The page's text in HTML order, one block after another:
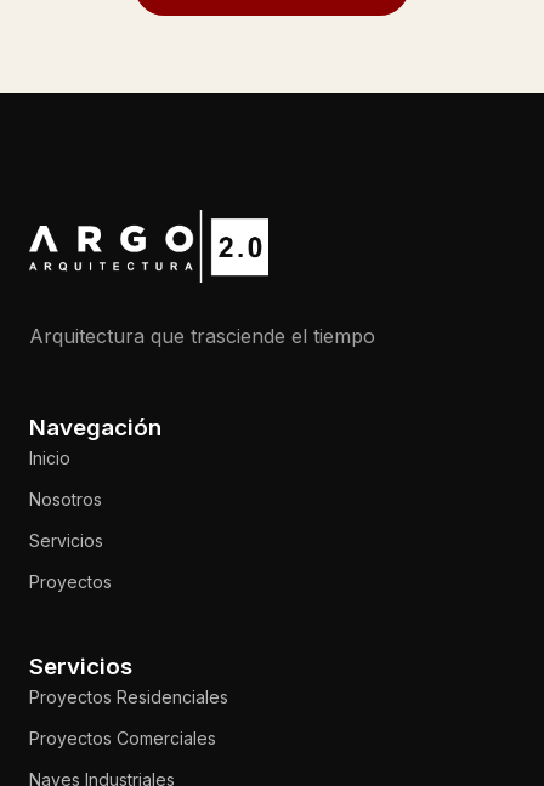
Arquitectura que trasciende el tiempo
Navegación
Inicio
Nosotros
Servicios
Proyectos
Servicios
Proyectos Residenciales
Proyectos Comerciales
Naves Industriales